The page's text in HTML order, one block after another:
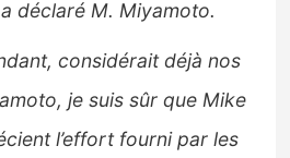
déclaré M. Miyamoto.
considérait déjà nos
je suis sûr que Mike
l’effort fourni par les